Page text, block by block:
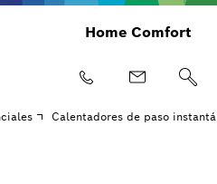
Home Comfort
Calentadores de paso